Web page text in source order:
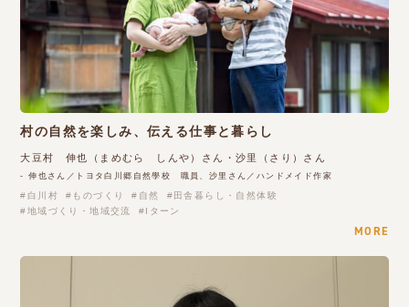
村の自然を楽しみ、伝える仕事と暮らし
大豆村 伸也（まめむら しんや）さん・沙里（さり）さん
- 伸也さん／トヨタ白川郷自然學校 職員、沙里さん／ハンドメイド作家
白川村 ものづくり 自然
田舎暮らし・自然体験
地域づくり・地域交流
Iターン
MORE